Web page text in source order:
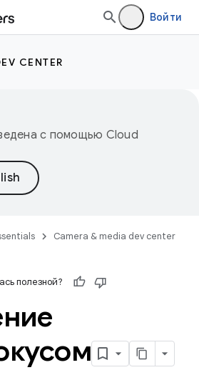
Войти
CENTER
с помощью Cloud
Camera & media dev center
полезной?